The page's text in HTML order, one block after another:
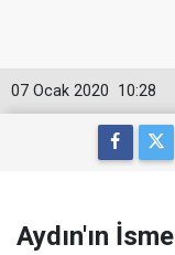
10:28
07 Ocak 2020
Aydın'ın